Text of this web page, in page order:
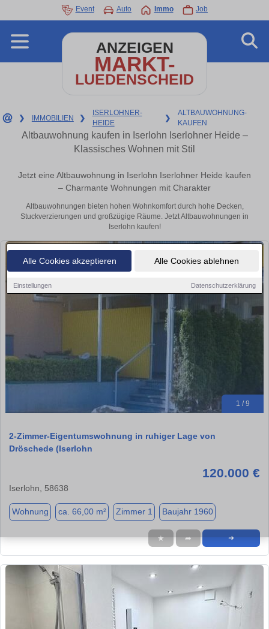
Alle Cookies akzeptieren Alle Cookies ablehnen
Einstellungen Datenschutzerklärung
Event Auto Immo Job
ANZEIGEN
MARKT-
LUEDENSCHEID
❯ IMMOBILIEN ❯
ISERLOHNER-
HEIDE
❯
ALTBAUWOHNUNG-
KAUFEN
Altbauwohnung kaufen in Iserlohn Iserlohner Heide –
Klassisches Wohnen mit Stil
Jetzt eine Altbauwohnung in Iserlohn Iserlohner Heide kaufen
– Charmante Wohnungen mit Charakter
Altbauwohnungen bieten hohen Wohnkomfort durch hohe Decken,
Stuckverzierungen und großzügige Räume. Jetzt Altbauwohnungen in
Iserlohn kaufen!
1 / 9
2-Zimmer-Eigentumswohnung in ruhiger Lage von
Dröschede (Iserlohn
120.000 €
Iserlohn, 58638
Wohnung ca. 66,00 m² Zimmer 1 Baujahr 1960
★ ➦ ➜